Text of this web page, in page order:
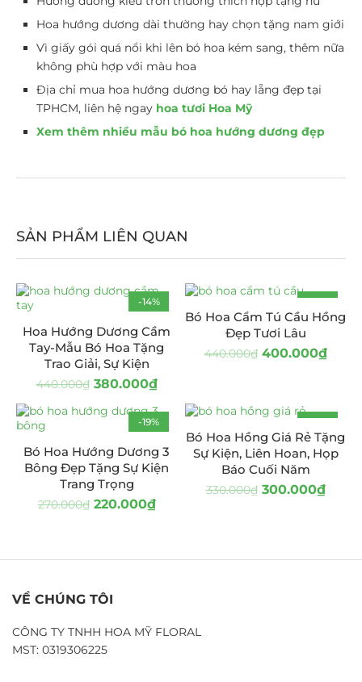
Hoa hướng dương dài thường hay chọn tặng nam giới
Vì giấy gói quá nổi khi lên bó hoa kém sang, thêm nữa
không phù hợp với màu hoa
Địa chỉ mua hoa hướng dương bó hay lẵng đẹp tại
TPHCM, liên hệ ngay hoa tươi Hoa Mỹ
Xem thêm nhiều mẫu bó hoa hướng dương đẹp
SẢN PHẨM LIÊN QUAN
-14%
Hoa Hướng Dương Cầm
Tay-Mẫu Bó Hoa Tặng
Trao Giải, Sự Kiện
440.000₫ 380.000₫
-9%
Bó Hoa Cẩm Tú Cầu Hồng
Đẹp Tươi Lâu
440.000₫ 400.000₫
-19%
Bó Hoa Hướng Dương 3
Bông Đẹp Tặng Sự Kiện
Trang Trọng
270.000₫ 220.000₫
-9%
Bó Hoa Hồng Giá Rẻ Tặng
Sự Kiện, Liên Hoan, Họp
Báo Cuối Năm
330.000₫ 300.000₫
VỀ CHÚNG TÔI
CÔNG TY TNHH HOA MỸ FLORAL
MST: 0319306225